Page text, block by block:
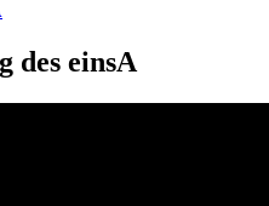
des einsA